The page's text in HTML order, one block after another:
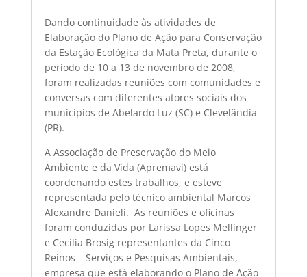
Dando continuidade às atividades de
Elaboração do Plano de Ação para Conservação
da Estação Ecológica da Mata Preta, durante o
período de 10 a 13 de novembro de 2008,
foram realizadas reuniões com comunidades e
conversas com diferentes atores sociais dos
municípios de Abelardo Luz (SC) e Clevelândia
(PR).
A Associação de Preservação do Meio
Ambiente e da Vida (Apremavi) está
coordenando estes trabalhos, e esteve
representada pelo técnico ambiental Marcos
Alexandre Danieli. As reuniões e oficinas
foram conduzidas por Larissa Lopes Mellinger
e Cecília Brosig representantes da Cinco
Reinos – Serviços e Pesquisas Ambientais,
empresa que está elaborando o Plano de Ação